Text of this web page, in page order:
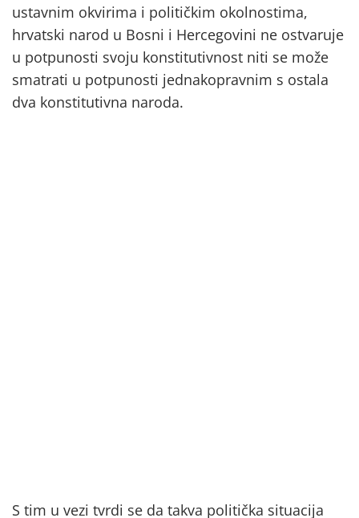
ustavnim okvirima i političkim okolnostima,
hrvatski narod u Bosni i Hercegovini ne ostvaruje
u potpunosti svoju konstitutivnost niti se može
smatrati u potpunosti jednakopravnim s ostala
dva konstitutivna naroda.
S tim u vezi tvrdi se da takva politička situacija